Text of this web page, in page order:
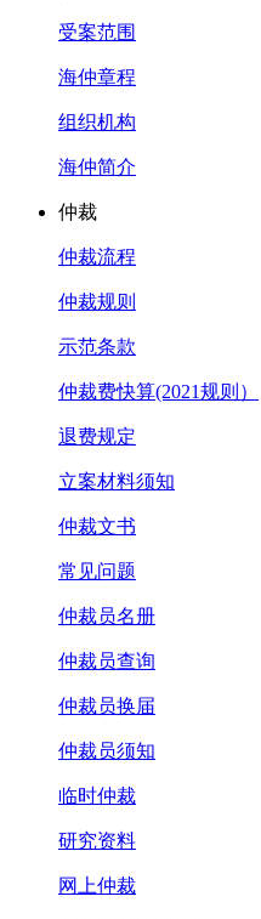
受案范围
海仲章程
组织机构
海仲简介
仲裁
仲裁流程
仲裁规则
示范条款
仲裁费快算(2021规则）
退费规定
立案材料须知
仲裁文书
常见问题
仲裁员名册
仲裁员查询
仲裁员换届
仲裁员须知
临时仲裁
研究资料
网上仲裁